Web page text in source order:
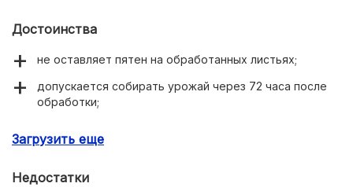
Достоинства
не оставляет пятен на обработанных листьях;
допускается собирать урожай через 72 часа после
обработки;
дней после опрыскивания;
Загрузить еще
Недостатки